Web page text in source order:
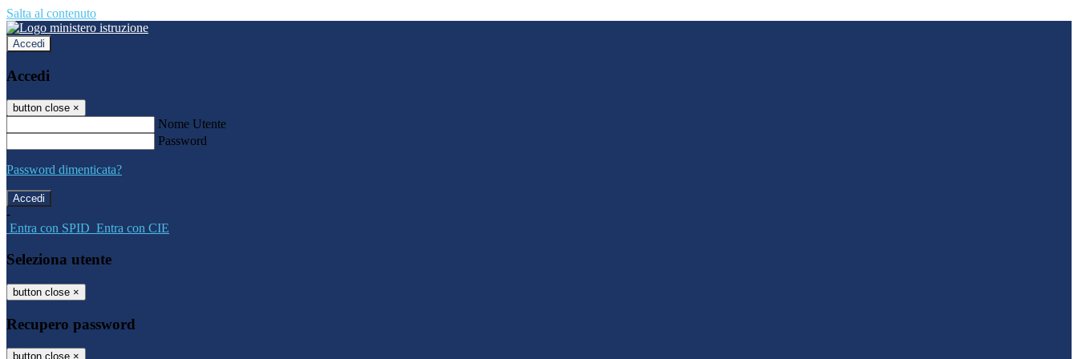
Salta al contenuto
Accedi
Accedi
button close ×
Nome Utente
Password
Password dimenticata?
-
Entra con SPID Entra con CIE
Seleziona utente
button close ×
Recupero password
button close ×